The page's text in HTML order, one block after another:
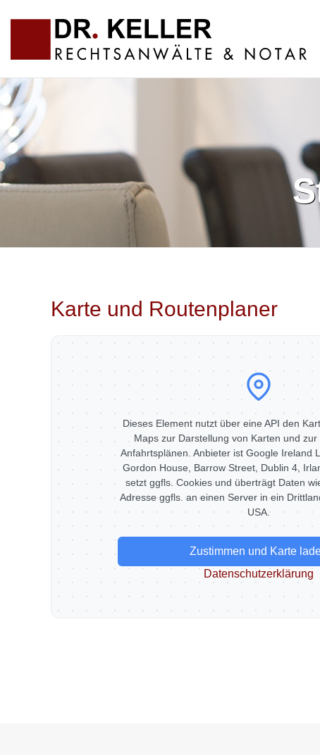
Karte und Routenplaner
Dieses Element nutzt über eine API den
Maps zur Darstellung von Karten und zur
Anfahrtsplänen. Anbieter ist Google Ireland
Gordon House, Barrow Street, Dublin 4,
setzt ggfls. Cookies und überträgt Daten
Adresse ggfls. an einen Server in ein
USA.
Zustimmen und Karte
Datenschutzerklärung